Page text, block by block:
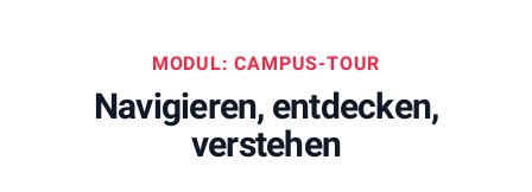
MODUL: CAMPUS-TOUR
Navigieren, entdecken,
verstehen